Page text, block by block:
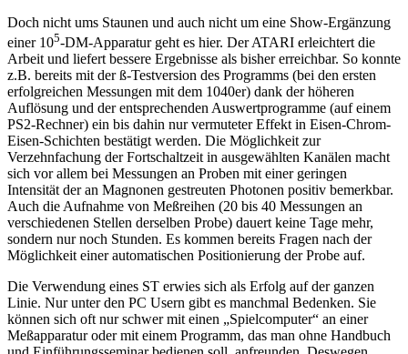
Doch nicht ums Staunen und auch nicht um eine Show-Ergänzung
einer 105-DM-Apparatur geht es hier. Der ATARI erleichtert die
Arbeit und liefert bessere Ergebnisse als bisher erreichbar. So konnte
z.B. bereits mit der ß-Testversion des Programms (bei den ersten
erfolgreichen Messungen mit dem 1040er) dank der höheren
Auflösung und der entsprechenden Auswertprogramme (auf einem
PS2-Rechner) ein bis dahin nur vermuteter Effekt in Eisen-Chrom-
Eisen-Schichten bestätigt werden. Die Möglichkeit zur
Verzehnfachung der Fortschaltzeit in ausgewählten Kanälen macht
sich vor allem bei Messungen an Proben mit einer geringen
Intensität der an Magnonen gestreuten Photonen positiv bemerkbar.
Auch die Aufnahme von Meßreihen (20 bis 40 Messungen an
verschiedenen Stellen derselben Probe) dauert keine Tage mehr,
sondern nur noch Stunden. Es kommen bereits Fragen nach der
Möglichkeit einer automatischen Positionierung der Probe auf.
Die Verwendung eines ST erwies sich als Erfolg auf der ganzen
Linie. Nur unter den PC Usern gibt es manchmal Bedenken. Sie
können sich oft nur schwer mit einen „Spielcomputer“ an einer
Meßapparatur oder mit einem Programm, das man ohne Handbuch